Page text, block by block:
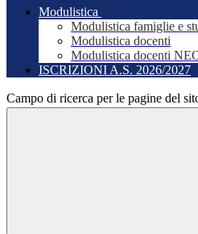
Modulistica
Modulistica famiglie e
Modulistica docenti
Modulistica docenti
ISCRIZIONI A.S. 2026/2027
Campo di ricerca per le pagine del